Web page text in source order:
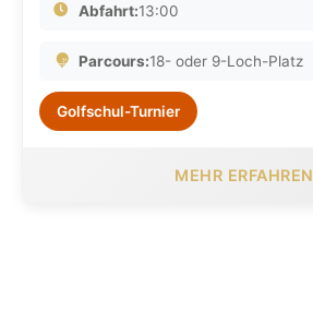
Abfahrt:13:00
Parcours:18- oder 9-Loch-Platz
Golfschul-Turnier
MEHR ERFAHREN